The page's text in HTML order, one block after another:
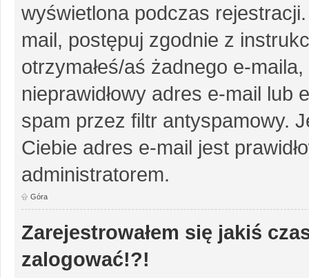
wyświetlona podczas
mail, postępuj zgodnie z
otrzymałeś/aś żadnego e-
nieprawidłowy adres e-mail lub
spam przez filtr antyspamowy.
Ciebie adres e-mail jest
administratorem.
Góra
Zarejestrowałem się jakiś
zalogować!?!